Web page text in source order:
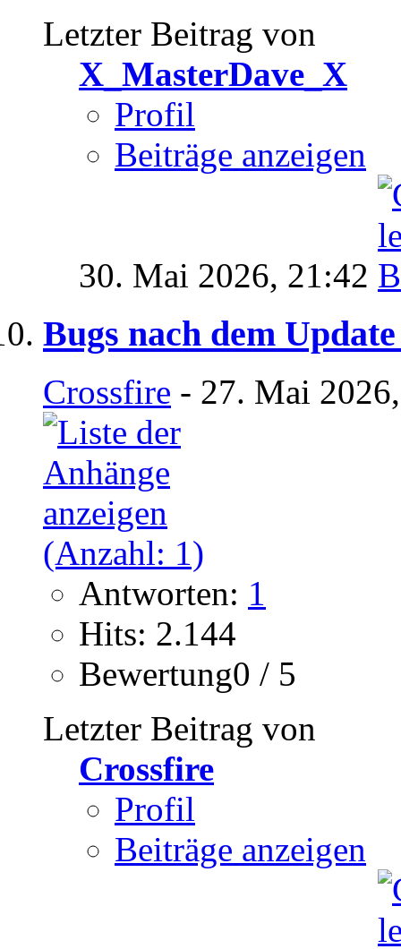
Letzter Beitrag von
X_MasterDave_X
Profil
Beiträge anzeigen
30. Mai 2026, 21:42
Bugs nach dem
Crossfire - 27. Mai
Antworten: 1
Hits: 2.144
Bewertung0 / 5
Letzter Beitrag von
Crossfire
Profil
Beiträge anzeigen